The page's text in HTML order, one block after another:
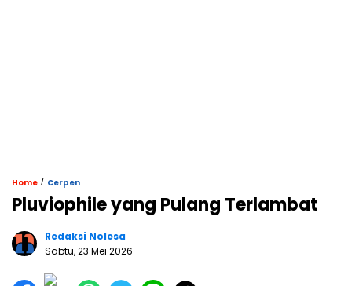
Home / Cerpen
Pluviophile yang Pulang Terlambat
Redaksi Nolesa
Sabtu, 23 Mei 2026